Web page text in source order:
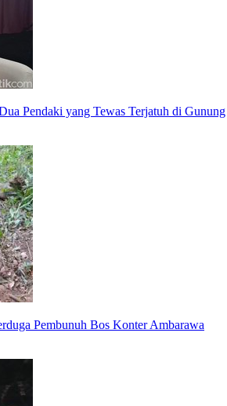
Pendaki yang Tewas Terjatuh di Gunung
Pembunuh Bos Konter Ambarawa